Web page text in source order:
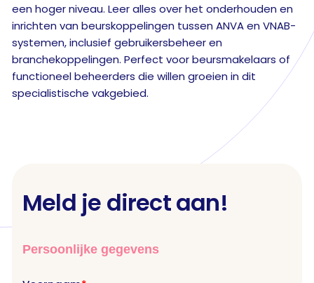
een hoger niveau. Leer alles over het onderhouden en
inrichten van beurskoppelingen tussen ANVA en VNAB-
systemen, inclusief gebruikersbeheer en
branchekoppelingen. Perfect voor beursmakelaars of
functioneel beheerders die willen groeien in dit
specialistische vakgebied.
Meld je direct aan!